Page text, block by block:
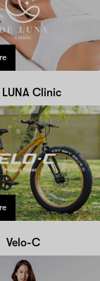
LUNA Clinic
Velo-C